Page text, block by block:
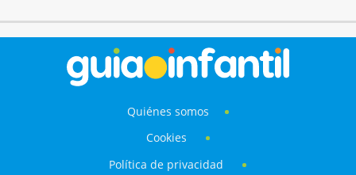
Quiénes somos
Cookies
Política de privacidad